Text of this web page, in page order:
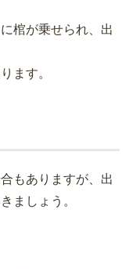
棺が乗せられ、出
ます。
もありますが、出
ましょう。